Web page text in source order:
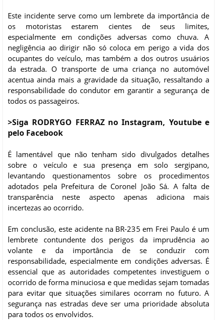
Este incidente serve como um lembrete da importância de
os motoristas estarem cientes de seus limites,
especialmente em condições adversas como chuva. A
negligência ao dirigir não só coloca em perigo a vida dos
ocupantes do veículo, mas também a dos outros usuários
da estrada. O transporte de uma criança no automóvel
acentua ainda mais a gravidade da situação, ressaltando a
responsabilidade do condutor em garantir a segurança de
todos os passageiros.
>Siga RODRYGO FERRAZ no Instagram, Youtube e
pelo Facebook
É lamentável que não tenham sido divulgados detalhes
sobre o veículo e sua presença em solo sergipano,
levantando questionamentos sobre os procedimentos
adotados pela Prefeitura de Coronel João Sá. A falta de
transparência neste aspecto apenas adiciona mais
incertezas ao ocorrido.
Em conclusão, este acidente na BR-235 em Frei Paulo é um
lembrete contundente dos perigos da imprudência ao
volante e da importância de se conduzir com
responsabilidade, especialmente em condições adversas. É
essencial que as autoridades competentes investiguem o
ocorrido de forma minuciosa e que medidas sejam tomadas
para evitar que situações similares ocorram no futuro. A
segurança nas estradas deve ser uma prioridade absoluta
para todos os envolvidos.